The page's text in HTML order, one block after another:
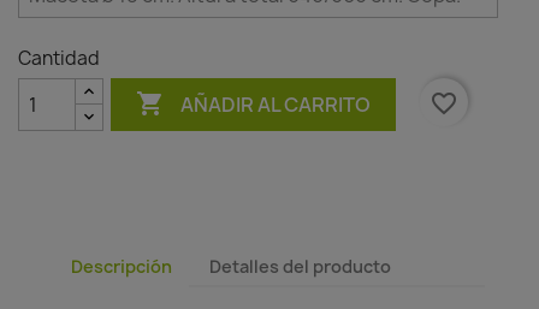
Cantidad
 AÑADIR AL CARRITO favorite_border
Descripción Detalles del producto